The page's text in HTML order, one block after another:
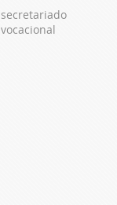
secretariado
vocacional